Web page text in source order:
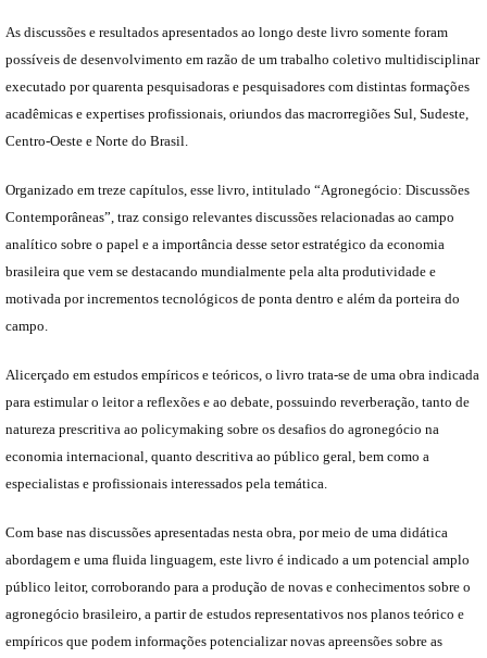
As discussões e resultados apresentados ao longo deste livro somente foram
possíveis de desenvolvimento em razão de um trabalho coletivo multidisciplinar
executado por quarenta pesquisadoras e pesquisadores com distintas formações
acadêmicas e expertises profissionais, oriundos das macrorregiões Sul, Sudeste,
Centro-Oeste e Norte do Brasil.
Organizado em treze capítulos, esse livro, intitulado “Agronegócio: Discussões
Contemporâneas”, traz consigo relevantes discussões relacionadas ao campo
analítico sobre o papel e a importância desse setor estratégico da economia
brasileira que vem se destacando mundialmente pela alta produtividade e
motivada por incrementos tecnológicos de ponta dentro e além da porteira do
campo.
Alicerçado em estudos empíricos e teóricos, o livro trata-se de uma obra indicada
para estimular o leitor a reflexões e ao debate, possuindo reverberação, tanto de
natureza prescritiva ao policymaking sobre os desafios do agronegócio na
economia internacional, quanto descritiva ao público geral, bem como a
especialistas e profissionais interessados pela temática.
Com base nas discussões apresentadas nesta obra, por meio de uma didática
abordagem e uma fluida linguagem, este livro é indicado a um potencial amplo
público leitor, corroborando para a produção de novas e conhecimentos sobre o
agronegócio brasileiro, a partir de estudos representativos nos planos teórico e
empíricos que podem informações potencializar novas apreensões sobre as